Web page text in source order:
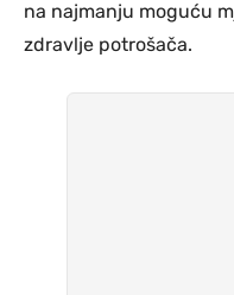
na najmanju moguću
zdravlje potrošača.